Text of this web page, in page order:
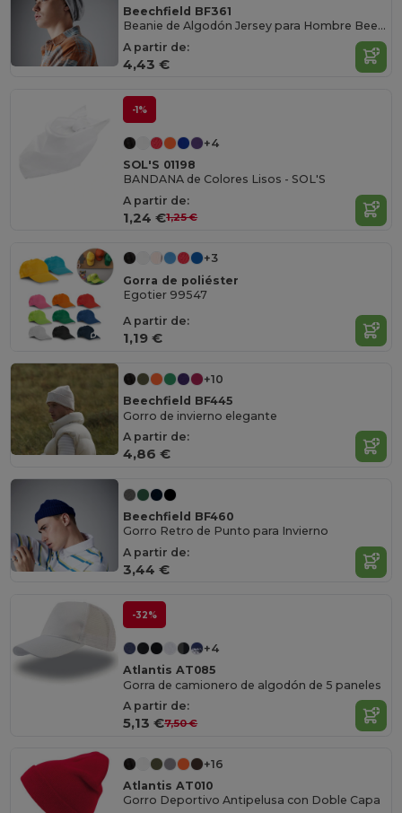
Beechfield BF361
Beanie de Algodón Jersey para Hombre Beechfield
A partir de:
4,43 €
-1%
+4
SOL'S 01198
BANDANA de Colores Lisos - SOL'S
A partir de:
1,24 €1,25 €
+3
Gorra de poliéster
Egotier 99547
A partir de:
1,19 €
+10
Beechfield BF445
Gorro de invierno elegante
A partir de:
4,86 €
Beechfield BF460
Gorro Retro de Punto para Invierno
A partir de:
3,44 €
-32%
+4
Atlantis AT085
Gorra de camionero de algodón de 5 paneles
A partir de:
5,13 €7,50 €
+16
Atlantis AT010
Gorro Deportivo Antipelusa con Doble Capa